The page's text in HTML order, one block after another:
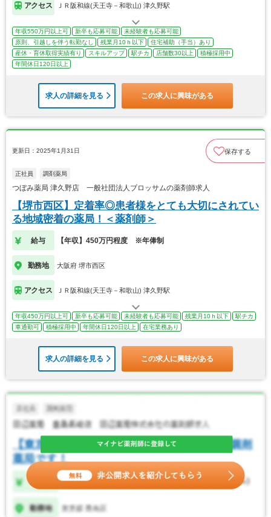
アクセス ＪＲ阪和線(天王寺－和歌山) 津久野駅
年収550万円以上可 新卒も応募可能
未経験者も応募可能
原則、引越しを伴う転勤なし
残業月10ｈ以下
住宅補助（手当）あり
産休・育休取得実績有り
スキルアップ 駅チカ 店舗数30以上
積極採用中
年間休日120日以上
求人の詳細を見る この求人に興味がある
更新日：2025年1月31日 保存する
正社員 調剤薬局
つぼみ薬局 津久野店 一般社団法人ブロッサムの薬剤師求人
【堺市西区】定着率◎患者様をとても大切にされてい
る地域密着の薬局！＜薬剤師＞
給与 【年収】450万円程度 ※年俸制
勤務地 大阪府 堺市西区
アクセス ＪＲ阪和線(天王寺－和歌山) 津久野駅
年収450万円以上可 新卒も応募可能 未経験者も応募可能 残業月10ｈ以下
駅チカ
車通勤可
積極採用中 年間休日120日以上 在宅業務あり
求人の詳細を見る この求人に興味がある